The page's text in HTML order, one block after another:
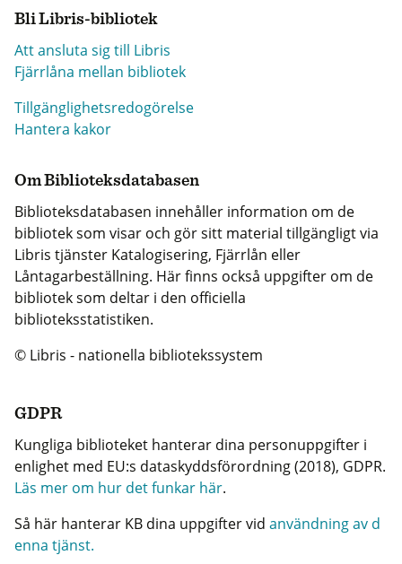
Bli Libris-bibliotek
Att ansluta sig till Libris
Fjärrlåna mellan bibliotek
Tillgänglighetsredogörelse
Hantera kakor
Om Biblioteksdatabasen
Biblioteksdatabasen innehåller information om de
bibliotek som visar och gör sitt material tillgängligt via
Libris tjänster Katalogisering, Fjärrlån eller
Låntagarbeställning. Här finns också uppgifter om de
bibliotek som deltar i den officiella
biblioteksstatistiken.
© Libris - nationella bibliotekssystem
GDPR
Kungliga biblioteket hanterar dina personuppgifter i
enlighet med EU:s dataskyddsförordning (2018), GDPR.
Läs mer om hur det funkar här.
Så här hanterar KB dina uppgifter vid användning av d
enna tjänst.